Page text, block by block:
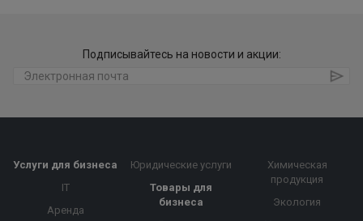
Подписывайтесь на новости и акции:
Услуги для бизнеса
IT
Аренда
Юридические услуги
Товары для
бизнеса
Химическая
продукция
Экология